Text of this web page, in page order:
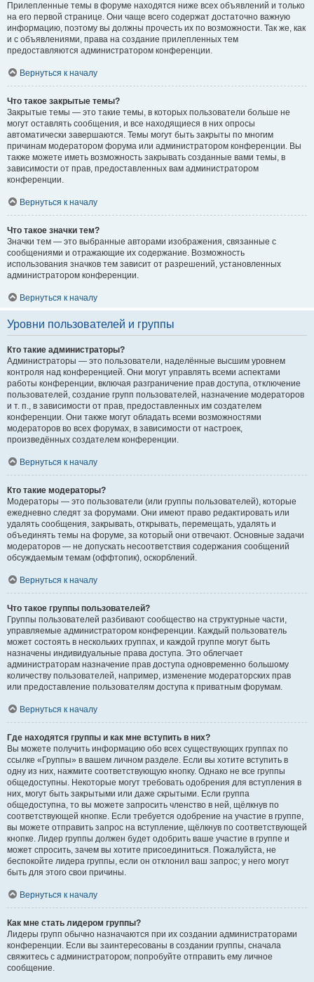
Прилепленные темы в форуме находятся ниже всех объявлений и только
на его первой странице. Они чаще всего содержат достаточно важную
информацию, поэтому вы должны прочесть их по возможности. Так же, как
и с объявлениями, права на создание прилепленных тем
предоставляются администратором конференции.
Вернуться к началу
Что такое закрытые темы?
Закрытые темы — это такие темы, в которых пользователи больше не
могут оставлять сообщения, и все находящиеся в них опросы
автоматически завершаются. Темы могут быть закрыты по многим
причинам модератором форума или администратором конференции. Вы
также можете иметь возможность закрывать созданные вами темы, в
зависимости от прав, предоставленных вам администратором
конференции.
Вернуться к началу
Что такое значки тем?
Значки тем — это выбранные авторами изображения, связанные с
сообщениями и отражающие их содержание. Возможность
использования значков тем зависит от разрешений, установленных
администратором конференции.
Вернуться к началу
Уровни пользователей и группы
Кто такие администраторы?
Администраторы — это пользователи, наделённые высшим уровнем
контроля над конференцией. Они могут управлять всеми аспектами
работы конференции, включая разграничение прав доступа, отключение
пользователей, создание групп пользователей, назначение модераторов
и т. п., в зависимости от прав, предоставленных им создателем
конференции. Они также могут обладать всеми возможностями
модераторов во всех форумах, в зависимости от настроек,
произведённых создателем конференции.
Вернуться к началу
Кто такие модераторы?
Модераторы — это пользователи (или группы пользователей), которые
ежедневно следят за форумами. Они имеют право редактировать или
удалять сообщения, закрывать, открывать, перемещать, удалять и
объединять темы на форуме, за который они отвечают. Основные задачи
модераторов — не допускать несоответствия содержания сообщений
обсуждаемым темам (оффтопик), оскорблений.
Вернуться к началу
Что такое группы пользователей?
Группы пользователей разбивают сообщество на структурные части,
управляемые администратором конференции. Каждый пользователь
может состоять в нескольких группах, и каждой группе могут быть
назначены индивидуальные права доступа. Это облегчает
администраторам назначение прав доступа одновременно большому
количеству пользователей, например, изменение модераторских прав
или предоставление пользователям доступа к приватным форумам.
Вернуться к началу
Где находятся группы и как мне вступить в них?
Вы можете получить информацию обо всех существующих группах по
ссылке «Группы» в вашем личном разделе. Если вы хотите вступить в
одну из них, нажмите соответствующую кнопку. Однако не все группы
общедоступны. Некоторые могут требовать одобрения для вступления в
них, могут быть закрытыми или даже скрытыми. Если группа
общедоступна, то вы можете запросить членство в ней, щёлкнув по
соответствующей кнопке. Если требуется одобрение на участие в группе,
вы можете отправить запрос на вступление, щёлкнув по соответствующей
кнопке. Лидер группы должен будет одобрить ваше участие в группе и
может спросить, зачем вы хотите присоединиться. Пожалуйста, не
беспокойте лидера группы, если он отклонил ваш запрос; у него могут
быть для этого свои причины.
Вернуться к началу
Как мне стать лидером группы?
Лидеры групп обычно назначаются при их создании администраторами
конференции. Если вы заинтересованы в создании группы, сначала
свяжитесь с администратором; попробуйте отправить ему личное
сообщение.